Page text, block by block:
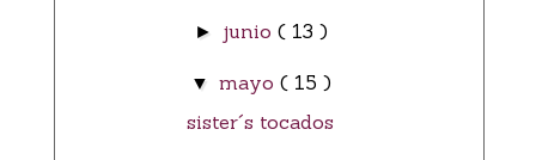
► junio ( 13 )
▼ mayo ( 15 )
sister´s tocados